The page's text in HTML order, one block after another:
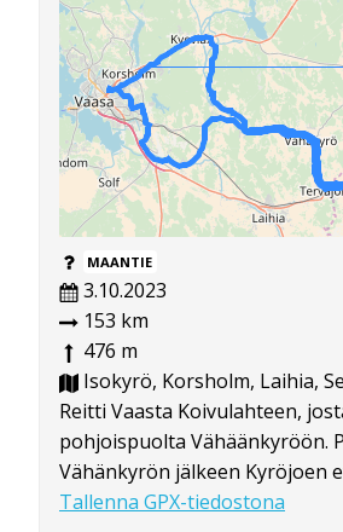
MAANTIE
3.10.2023
153 km
476 m
Isokyrö, Korsholm, Laihia,
Reitti Vaasta Koivulahteen,
pohjoispuolta Vähäänkyröön.
Vähänkyrön jälkeen Kyröjoen
Tallenna GPX-tiedostona